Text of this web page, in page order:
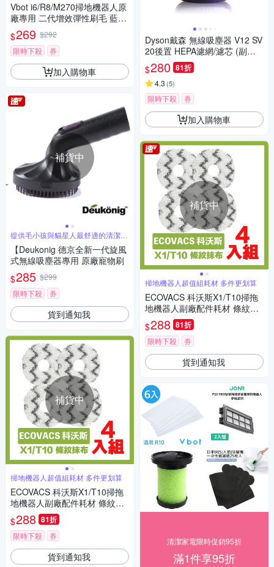
Vbot i6/R8/M270掃地機器人原
廠專用 二代增效彈性刷毛 藍彩
刷頭(4入)
$269 $292
限時下殺
券
加入購物車
補貨中
提供毛小孩與貓星人最舒適的清潔按
摩與呵護
【Deukonig 德京全新一代旋風
式無線吸塵器專用 原廠寵物刷
$285 $299
限時下殺
券
貨到通知我
補貨中
掃地機器人超值組耗材 多件更划算
ECOVACS 科沃斯X1/T10掃拖
地機器人副廠配件耗材 條紋抹
布超值4入
$288 81折
限時下殺 券
貨到通知我
Dyson戴森 無線吸塵器 V12 SV
20後置 HEPA濾網/濾芯 (副廠)
適用V12 Detect Slim 全系列
$280 81折
4.3 (5)
限時下殺 券
加入購物車
補貨中
掃地機器人超值組耗材 多件更划算
ECOVACS 科沃斯X1/T10掃拖
地機器人副廠配件耗材 條紋抹
布超值4入
$288 81折
限時下殺 券
貨到通知我
清潔家電限時促銷95折
滿1件享95折